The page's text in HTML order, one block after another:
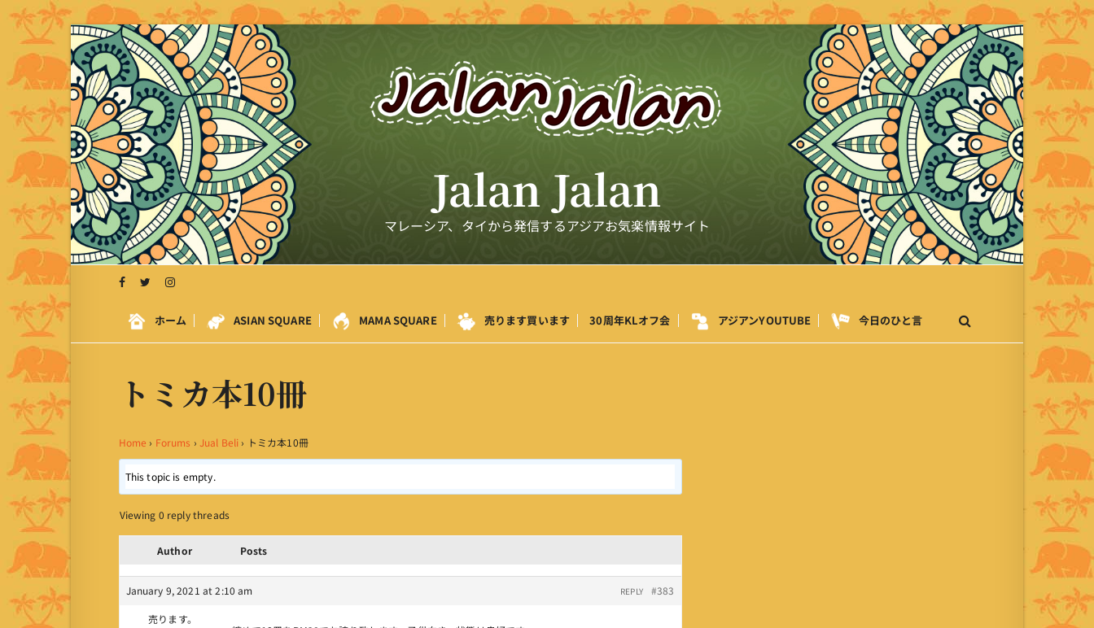
S
k
i
p
t
o
c
o
n
e
n
Jalan Jalan
マレーシア、タイから発信するアジアお気楽情報サイト
ホーム ASIAN SQUARE MAMA SQUARE 売ります買います 30周年KLオフ会 アジアンYOUTUBE 今日のひと言
トミカ本10冊
Home › Forums › Jual Beli › トミカ本10冊
This topic is empty.
Viewing 0 reply threads
Author Posts
January 9, 2021 at 2:10 am #383
REPLY
売ります。